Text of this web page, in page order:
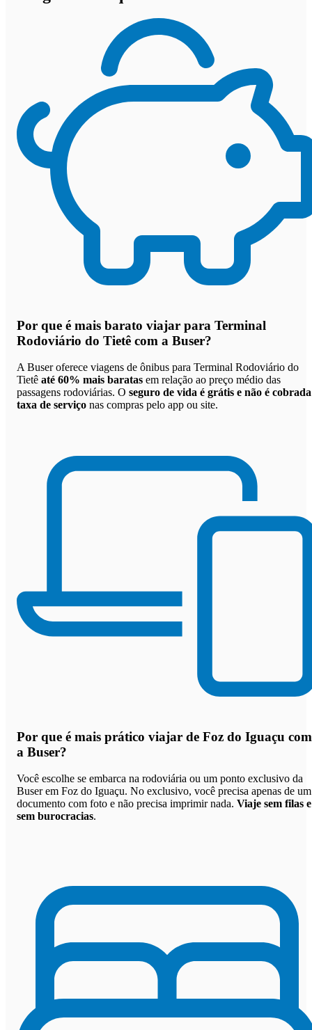
Por que é mais barato viajar para Terminal
Rodoviário do Tietê com a Buser?
A Buser oferece viagens de ônibus para Terminal Rodoviário do
Tietê até 60% mais baratas em relação ao preço médio das
passagens rodoviárias. O seguro de vida é grátis e não é cobrada
taxa de serviço nas compras pelo app ou site.
Por que é mais prático viajar de Foz do Iguaçu com
a Buser?
Você escolhe se embarca na rodoviária ou um ponto exclusivo da
Buser em Foz do Iguaçu. No exclusivo, você precisa apenas de um
documento com foto e não precisa imprimir nada. Viaje sem filas e
sem burocracias.